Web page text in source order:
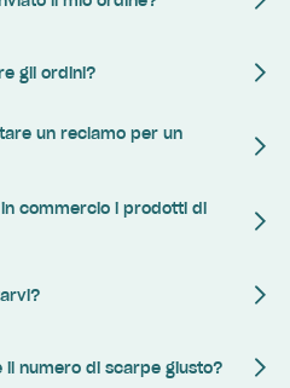
gli ordini?
un reclamo per un
commercio i prodotti di
il numero di scarpe giusto?